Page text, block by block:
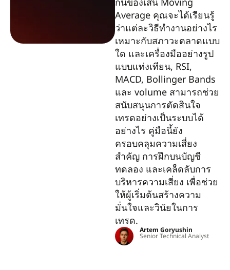
Average คุณจะได้เรียนรู้
ว่าแต่ละวิธีทำงานอย่างไร
เหมาะกับสภาวะตลาดแบบ
ใด และเครื่องมืออย่างรูป
แบบแท่งเทียน, RSI,
MACD, Bollinger Bands
และ volume สามารถช่วย
สนับสนุนการตัดสินใจ
เทรดอย่างเป็นระบบได้
อย่างไร คู่มือนี้ยัง
ครอบคลุมความเสี่ยง
สำคัญ การฝึกบนบัญชี
ทดลอง และเคล็ดลับการ
บริหารความเสี่ยง เพื่อช่วย
ให้ผู้เริ่มต้นสร้างความ
มั่นใจและวินัยในการ
เทรด.
Artem Goryushin
Senior Technical Analyst